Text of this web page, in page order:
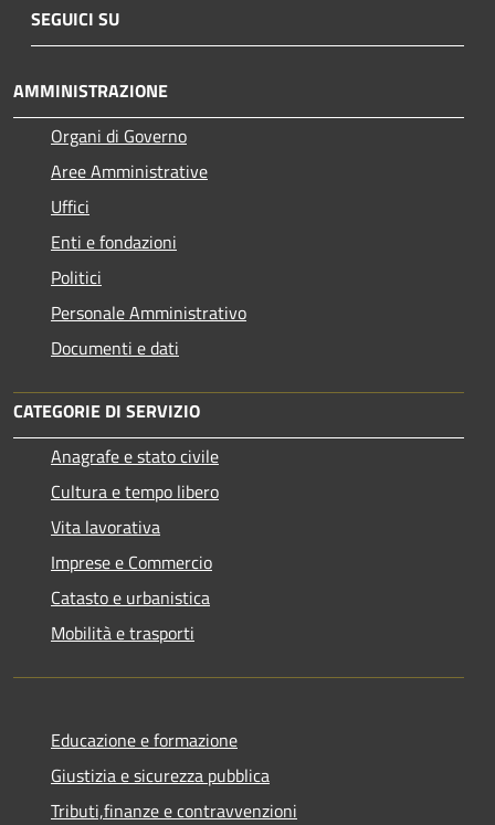
SEGUICI SU
AMMINISTRAZIONE
Organi di Governo
Aree Amministrative
Uffici
Enti e fondazioni
Politici
Personale Amministrativo
Documenti e dati
CATEGORIE DI SERVIZIO
Anagrafe e stato civile
Cultura e tempo libero
Vita lavorativa
Imprese e Commercio
Catasto e urbanistica
Mobilità e trasporti
Educazione e formazione
Giustizia e sicurezza pubblica
Tributi,finanze e contravvenzioni